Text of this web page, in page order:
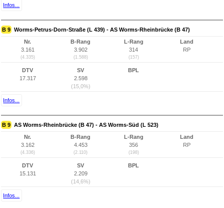
Infos...
B 9 Worms-Petrus-Dorn-Straße (L 439) - AS Worms-Rheinbrücke (B 47)
Nr.
3.161
(4.335)
B-Rang
3.902
(1.588)
L-Rang
314
(157)
Land
RP
DTV
17.317
SV
2.598
(15,0%)
BPL
Infos...
B 9 AS Worms-Rheinbrücke (B 47) - AS Worms-Süd (L 523)
Nr.
3.162
(4.336)
B-Rang
4.453
(2.110)
L-Rang
356
(198)
Land
RP
DTV
15.131
SV
2.209
(14,6%)
BPL
Infos...